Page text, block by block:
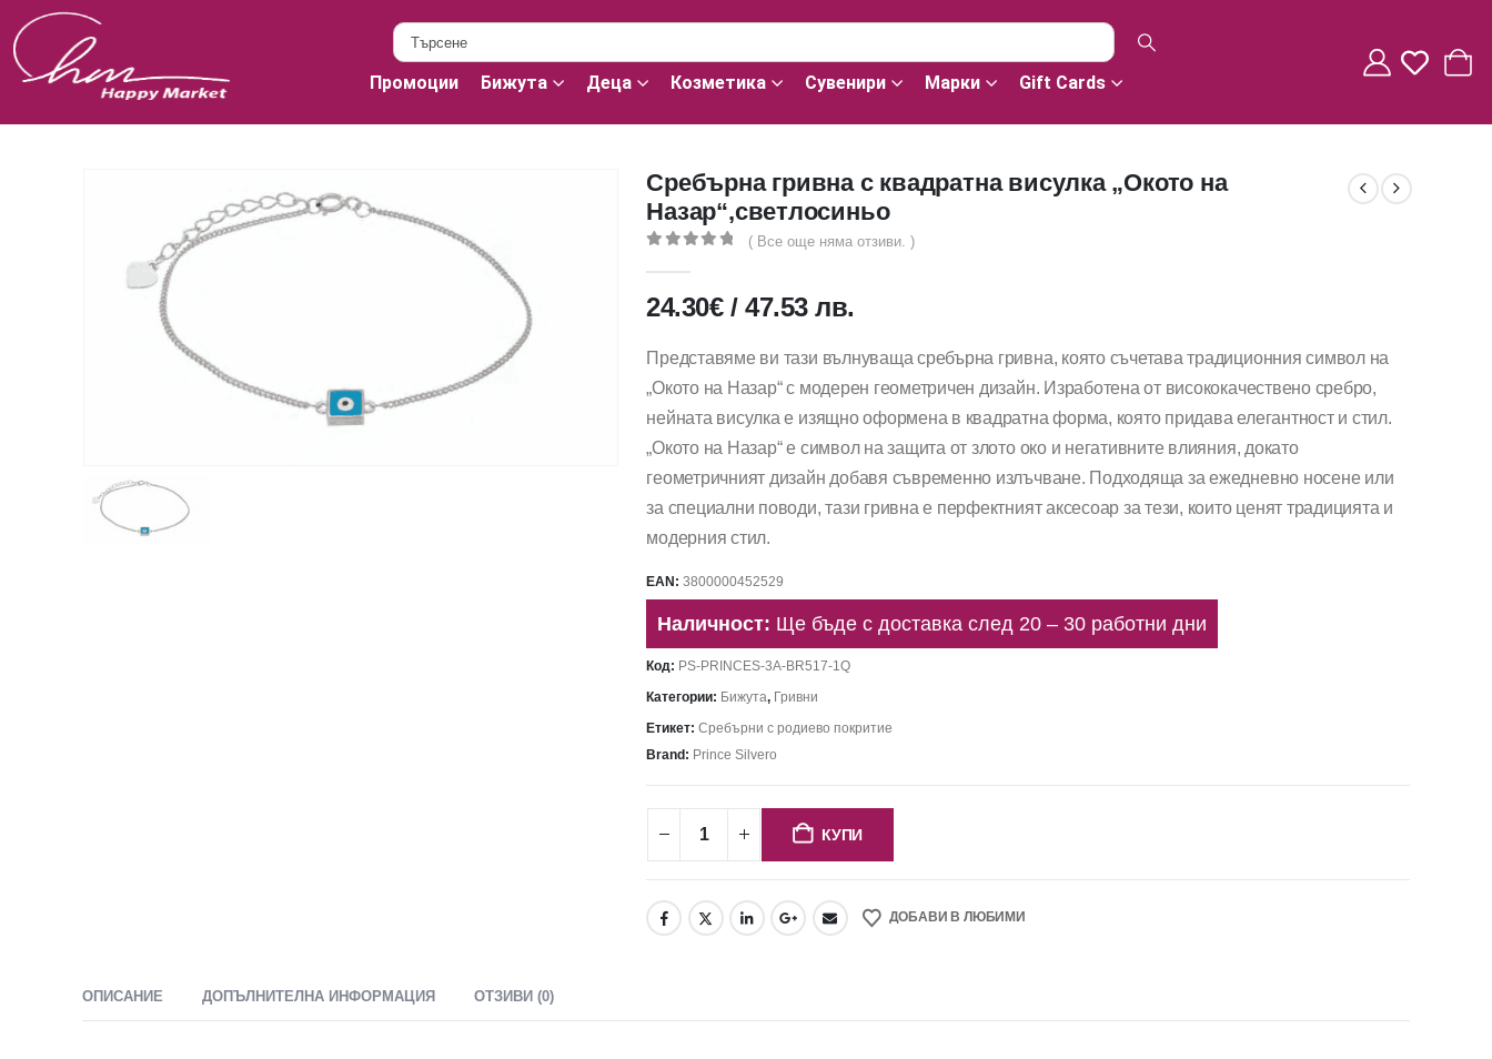
Промоции Бижута Деца Козметика Сувенири Марки Gift Cards
Сребърна гривна с квадратна висулка „Окото на
Назар“,светлосиньо
( Все още няма отзиви. )
24.30€ /47.53лв.
Представяме ви тази вълнуваща сребърна гривна, която съчетава традиционния символ на
„Окото на Назар“ с модерен геометричен дизайн. Изработена от висококачествено сребро,
нейната висулка е изящно оформена в квадратна форма, която придава елегантност и стил.
„Окото на Назар“ е символ на защита от злото око и негативните влияния, докато
геометричният дизайн добавя съвременно излъчване. Подходяща за ежедневно носене или
за специални поводи, тази гривна е перфектният аксесоар за тези, които ценят традицията и
модерния стил.
EAN:3800000452529
Наличност: Ще бъде с доставка след 20 – 30 работни дни
Код: PS-PRINCES-3A-BR517-1Q
Категории: Бижута, Гривни
Етикет:Сребърни с родиево покритие
Brand: Prince Silvero
КУПИ
ДОБАВИ В ЛЮБИМИ
ОПИСАНИЕ ДОПЪЛНИТЕЛНА ИНФОРМАЦИЯ ОТЗИВИ (0)